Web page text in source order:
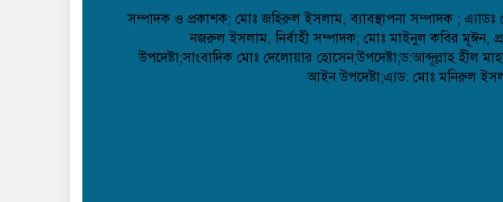
সম্পাদক ও প্রকাশক; মোঃ জহিরুল ইসলাম, ব্যাবস্থাপনা সম্পাদক ; এ্যাডঃ
নজরুল ইসলাম, নির্বাহী সম্পাদক; মোঃ মাইনুল কবির মূঈন,
উপদেষ্টা;সাংবাদিক মোঃ দেলোয়ার হোসেন;উপদেষ্টা;ড:আব্দূল্লাহ হীল
আইন উপদেষ্টা;এ্যড: মোঃ মনিরুল